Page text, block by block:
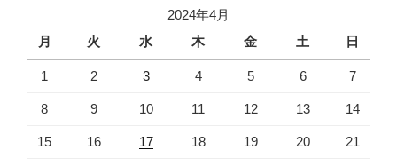
2024年4月
月
火 水 木 金 土 日
1 2 3 4 5 6 7
8 9 10 11 12 13 14
15 16 17 18 19 20 21